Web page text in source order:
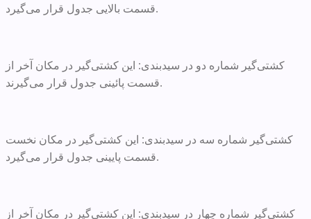
قسمت بالایی جدول قرار می‌گیرد.
کشتی‌گیر شماره دو در سیدبندی: این کشتی‌گیر در مکان آخر از
قسمت پائینی جدول قرار می‌گیرند.
کشتی‌گیر شماره سه در سیدبندی: این کشتی‌گیر در مکان نخست
قسمت پایینی جدول قرار می‌گیرد.
کشتی‌گیر شماره چهار در سیدبندی: این کشتی‌گیر در مکان آخر از